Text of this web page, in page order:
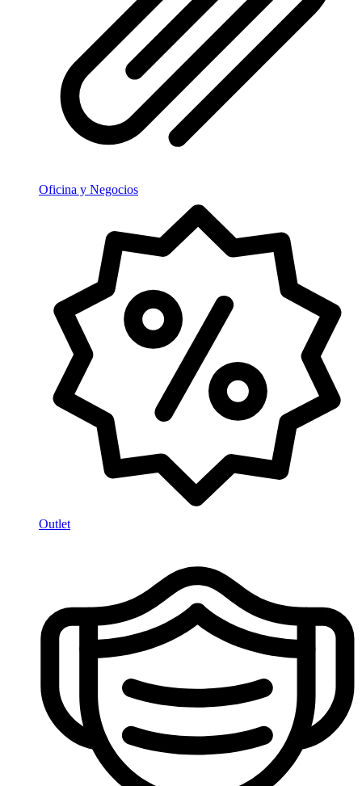
Oficina y Negocios
Outlet